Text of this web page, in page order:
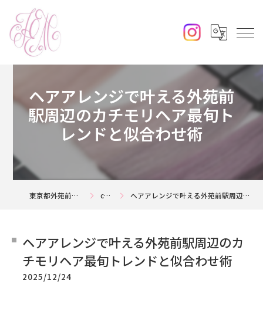
ヘアアレンジで叶える外苑前
駅周辺のカチモリヘア最旬ト
レンドと似合わせ術
東京都外苑前の美容室ならjouerm column ヘアアレンジで叶える外苑前駅周辺のカチモリヘア最旬トレンドと似合わせ術
ヘアアレンジで叶える外苑前駅周辺のカ
チモリヘア最旬トレンドと似合わせ術
2025/12/24